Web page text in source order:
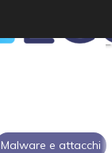
Malware e attacchi